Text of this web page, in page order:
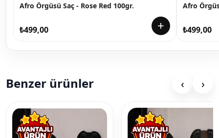
Afro Örgüsü Saç - Rose Red 100gr.
₺499,00 +
Afro
₺499,00
Benzer ürünler ‹ ›